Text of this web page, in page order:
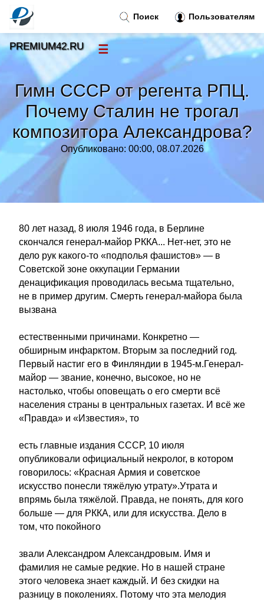
Гимн СССР от регента РПЦ.
Почему Сталин не трогал
композитора Александрова?
Опубликовано: 00:00, 08.07.2026
80 лет назад, 8 июля 1946 года, в Берлине
скончался генерал-майор РККА... Нет-нет, это не
дело рук какого-то «подполья фашистов» — в
Советской зоне оккупации Германии
денацификация проводилась весьма тщательно,
не в пример другим. Смерть генерал-майора была
вызвана
естественными причинами. Конкретно —
обширным инфарктом. Вторым за последний год.
Первый настиг его в Финляндии в 1945-м.Генерал-
майор — звание, конечно, высокое, но не
настолько, чтобы оповещать о его смерти всё
населения страны в центральных газетах. И всё же
«Правда» и «Известия», то
есть главные издания СССР, 10 июля
опубликовали официальный некролог, в котором
говорилось: «Красная Армия и советское
искусство понесли тяжёлую утрату».Утрата и
впрямь была тяжёлой. Правда, не понять, для кого
больше — для РККА, или для искусства. Дело в
том, что покойного
звали Александром Александровым. Имя и
фамилия не самые редкие. Но в нашей стране
этого человека знает каждый. И без скидки на
разницу в поколениях. Потому что эта мелодия
Поиск Пользователям
PREMIUM42.RU ☰
Новости
Тренды новостей»
Рубрики»
Правила »
Контакт»